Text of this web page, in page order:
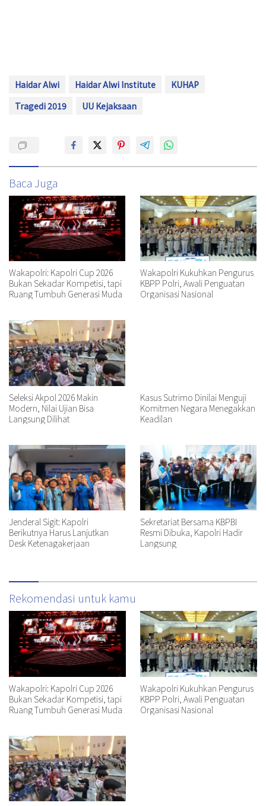
Haidar Alwi Haidar Alwi Institute
KUHAP
Tragedi 2019
UU Kejaksaan
Baca Juga
Wakapolri: Kapolri Cup 2026
Bukan Sekadar Kompetisi, tapi
Ruang Tumbuh Generasi Muda
Wakapolri Kukuhkan Pengurus
KBPP Polri, Awali Penguatan
Organisasi Nasional
Seleksi Akpol 2026 Makin
Modern, Nilai Ujian Bisa
Langsung Dilihat
Kasus Sutrimo Dinilai Menguji
Komitmen Negara Menegakkan
Keadilan
Jenderal Sigit: Kapolri
Berikutnya Harus Lanjutkan
Desk Ketenagakerjaan
Sekretariat Bersama KBPBI
Resmi Dibuka, Kapolri Hadir
Langsung
Rekomendasi untuk kamu
Wakapolri: Kapolri Cup 2026
Bukan Sekadar Kompetisi, tapi
Ruang Tumbuh Generasi Muda
Wakapolri Kukuhkan Pengurus
KBPP Polri, Awali Penguatan
Organisasi Nasional